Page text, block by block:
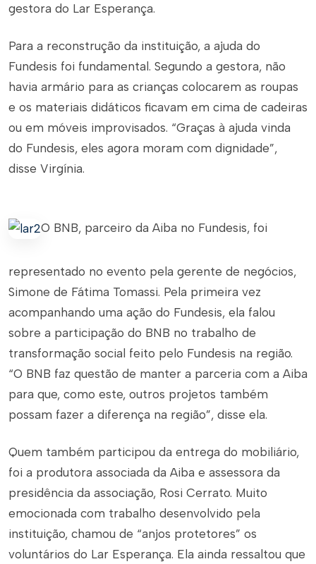
gestora do Lar Esperança.
Para a reconstrução da instituição, a ajuda do
Fundesis foi fundamental. Segundo a gestora, não
havia armário para as crianças colocarem as roupas
e os materiais didáticos ficavam em cima de cadeiras
ou em móveis improvisados. “Graças à ajuda vinda
do Fundesis, eles agora moram com dignidade”,
disse Virgínia.
O BNB, parceiro da Aiba no Fundesis, foi
representado no evento pela gerente de negócios,
Simone de Fátima Tomassi. Pela primeira vez
acompanhando uma ação do Fundesis, ela falou
sobre a participação do BNB no trabalho de
transformação social feito pelo Fundesis na região.
“O BNB faz questão de manter a parceria com a Aiba
para que, como este, outros projetos também
possam fazer a diferença na região”, disse ela.
Quem também participou da entrega do mobiliário,
foi a produtora associada da Aiba e assessora da
presidência da associação, Rosi Cerrato. Muito
emocionada com trabalho desenvolvido pela
instituição, chamou de “anjos protetores” os
voluntários do Lar Esperança. Ela ainda ressaltou que